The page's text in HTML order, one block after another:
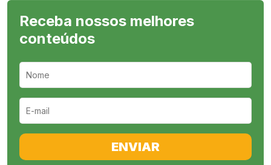
Receba nossos melhores
conteúdos
ENVIAR